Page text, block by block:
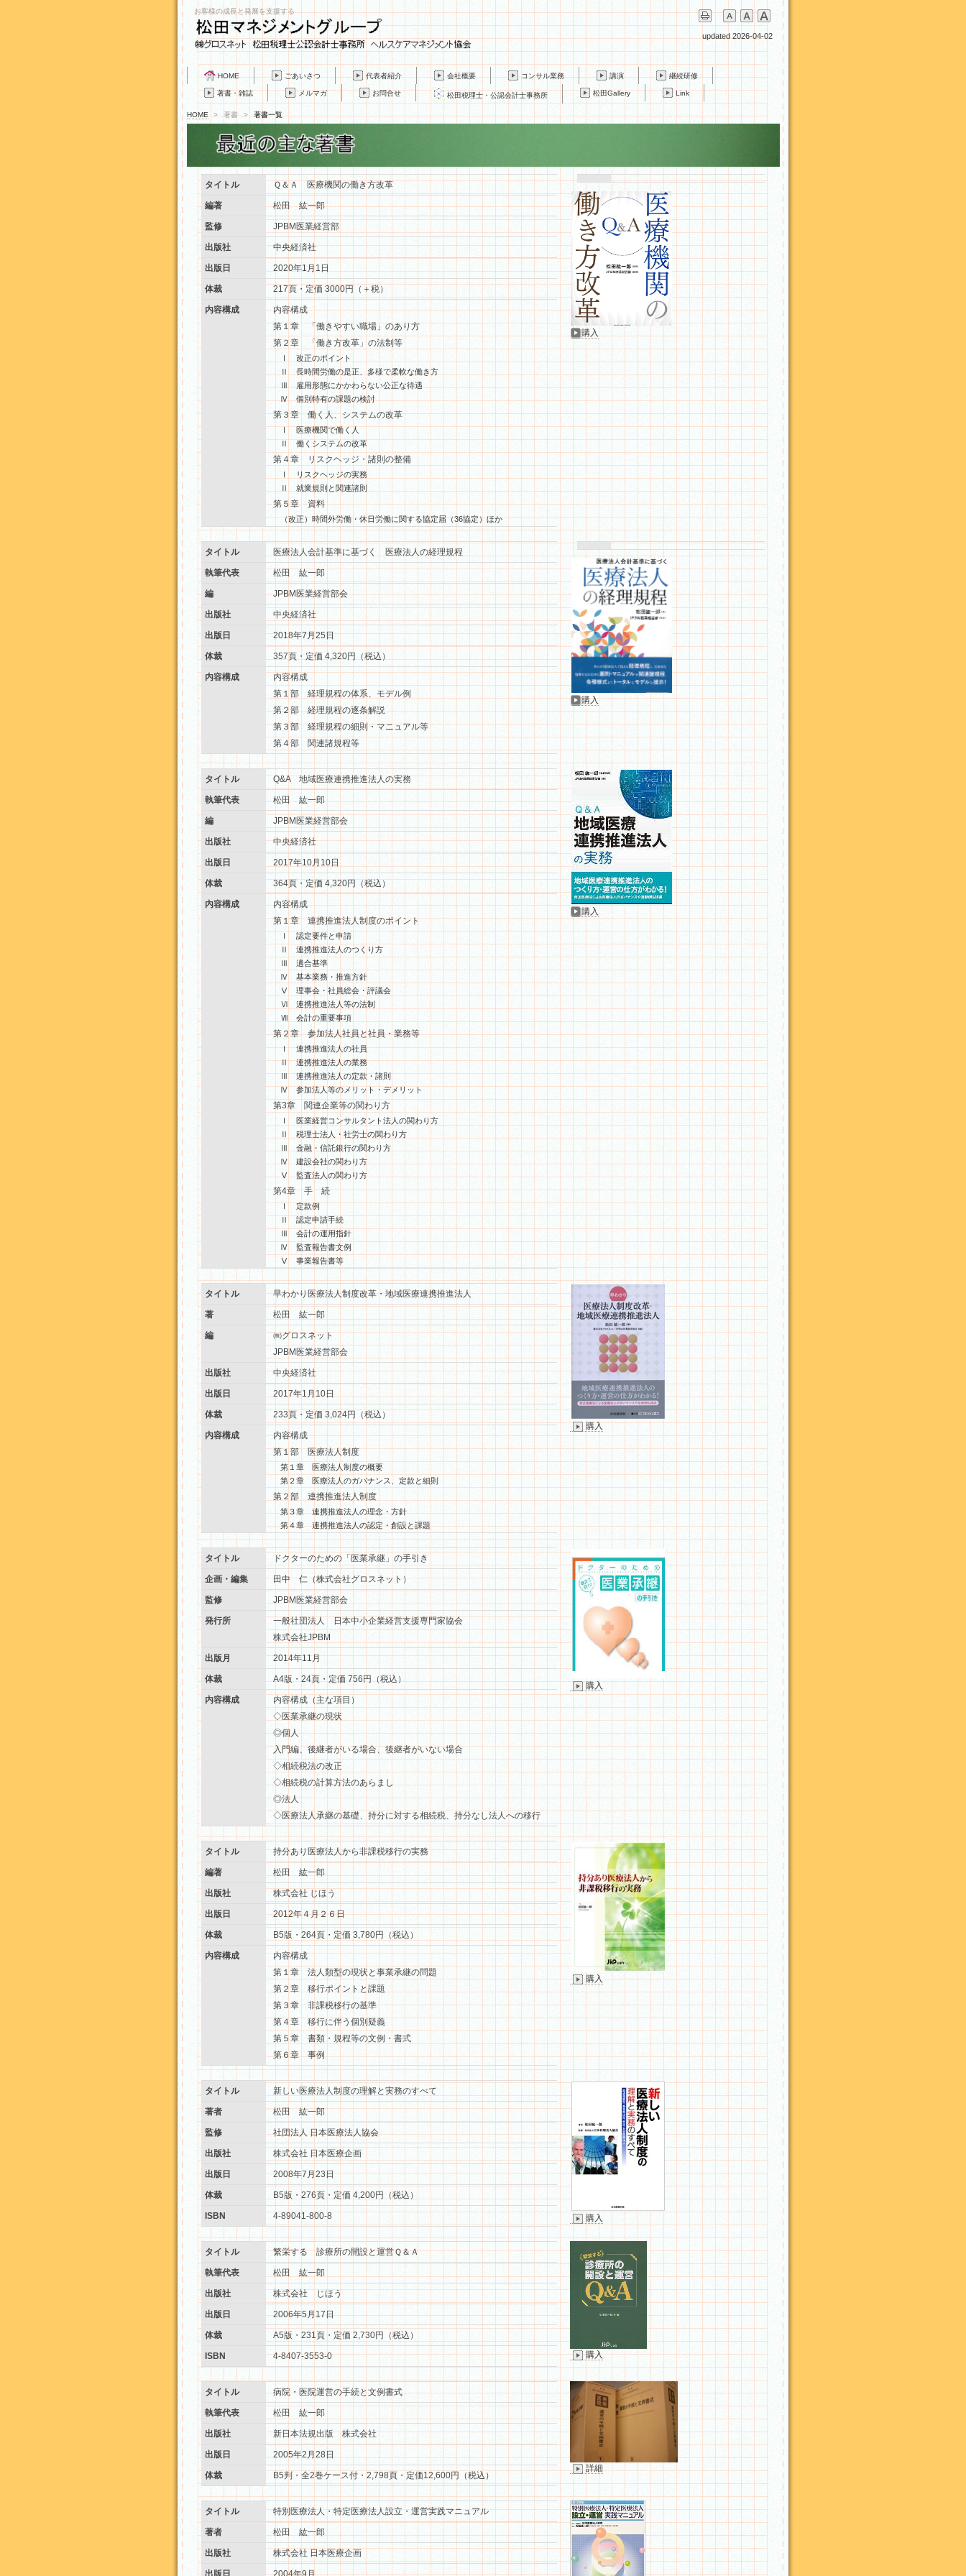
お客様の成長と発展を支援する
updated 2026-04-02
HOME ごあいさつ 代表者紹介 会社概要 コンサル業務 講演 継続研修
著書・雑誌 メルマガ お問合せ 松田税理士・公認会計士事務所 松田Gallery Link
HOME > 著書 > 著書一覧
タイトル Ｑ＆Ａ 医療機関の働き方改革
編著 松田 紘一郎
監修 JPBM医業経営部
出版社 中央経済社
出版日 2020年1月1日
体裁 217頁・定価 3000円（＋税）
内容構成
内容構成
第１章 「働きやすい職場」のあり方
第２章 「働き方改革」の法制等
Ⅰ 改正のポイント
Ⅱ 長時間労働の是正、多様で柔軟な働き方
Ⅲ 雇用形態にかかわらない公正な待遇
Ⅳ 個別特有の課題の検討
第３章 働く人、システムの改革
Ⅰ 医療機関で働く人
Ⅱ 働くシステムの改革
第４章 リスクヘッジ・諸則の整備
Ⅰ リスクヘッジの実務
Ⅱ 就業規則と関連諸則
第５章 資料
（改正）時間外労働・休日労働に関する協定届（36協定）ほか
購入
タイトル 医療法人会計基準に基づく 医療法人の経理規程
執筆代表 松田 紘一郎
編 JPBM医業経営部会
出版社 中央経済社
出版日 2018年7月25日
体裁 357頁・定価 4,320円（税込）
内容構成
内容構成
第１部 経理規程の体系、モデル例
第２部 経理規程の逐条解説
第３部 経理規程の細則・マニュアル等
第４部 関連諸規程等
購入
タイトル Q&A 地域医療連携推進法人の実務
執筆代表 松田 紘一郎
編 JPBM医業経営部会
出版社 中央経済社
出版日 2017年10月10日
体裁 364頁・定価 4,320円（税込）
内容構成
内容構成
第１章 連携推進法人制度のポイント
Ⅰ 認定要件と申請
Ⅱ 連携推進法人のつくり方
Ⅲ 適合基準
Ⅳ 基本業務・推進方針
Ⅴ 理事会・社員総会・評議会
Ⅵ 連携推進法人等の法制
Ⅶ 会計の重要事項
第２章 参加法人社員と社員・業務等
Ⅰ 連携推進法人の社員
Ⅱ 連携推進法人の業務
Ⅲ 連携推進法人の定款・諸則
Ⅳ 参加法人等のメリット・デメリット
第3章 関連企業等の関わり方
Ⅰ 医業経営コンサルタント法人の関わり方
Ⅱ 税理士法人・社労士の関わり方
Ⅲ 金融・信託銀行の関わり方
Ⅳ 建設会社の関わり方
Ⅴ 監査法人の関わり方
第4章 手 続
Ⅰ 定款例
Ⅱ 認定申請手続
Ⅲ 会計の運用指針
Ⅳ 監査報告書文例
Ⅴ 事業報告書等
購入
タイトル 早わかり医療法人制度改革・地域医療連携推進法人
著 松田 紘一郎
編
㈱グロスネット
JPBM医業経営部会
出版社 中央経済社
出版日 2017年1月10日
体裁 233頁・定価 3,024円（税込）
内容構成
内容構成
第１部 医療法人制度
第１章 医療法人制度の概要
第２章 医療法人のガバナンス、定款と細則
第２部 連携推進法人制度
第３章 連携推進法人の理念・方針
第４章 連携推進法人の認定・創設と課題
購入
タイトル ドクターのための「医業承継」の手引き
企画・編集 田中 仁（株式会社グロスネット）
監修 JPBM医業経営部会
発行所
一般社団法人 日本中小企業経営支援専門家協会
株式会社JPBM
出版月 2014年11月
体裁 A4版・24頁・定価 756円（税込）
内容構成
内容構成（主な項目）
◇医業承継の現状
◎個人
入門編、後継者がいる場合、後継者がいない場合
◇相続税法の改正
◇相続税の計算方法のあらまし
◎法人
◇医療法人承継の基礎、持分に対する相続税、持分なし法人への移行
購入
タイトル 持分あり医療法人から非課税移行の実務
編著 松田 紘一郎
出版社 株式会社 じほう
出版日 2012年４月２６日
体裁 B5版・264頁・定価 3,780円（税込）
内容構成
内容構成
第１章 法人類型の現状と事業承継の問題
第２章 移行ポイントと課題
第３章 非課税移行の基準
第４章 移行に伴う個別疑義
第５章 書類・規程等の文例・書式
第６章 事例
購入
タイトル 新しい医療法人制度の理解と実務のすべて
著者 松田 紘一郎
監修 社団法人 日本医療法人協会
出版社 株式会社 日本医療企画
出版日 2008年7月23日
体裁 B5版・276頁・定価 4,200円（税込）
ISBN 4-89041-800-8 購入
タイトル 繁栄する 診療所の開設と運営Ｑ＆Ａ
執筆代表 松田 紘一郎
出版社 株式会社 じほう
出版日 2006年5月17日
体裁 A5版・231頁・定価 2,730円（税込）
ISBN 4-8407-3553-0 購入
タイトル 病院・医院運営の手続と文例書式
執筆代表 松田 紘一郎
出版社 新日本法規出版 株式会社
出版日 2005年2月28日
体裁 B5判・全2巻ケース付・2,798頁・定価12,600円（税込）
詳細
タイトル 特別医療法人・特定医療法人設立・運営実践マニュアル
著者 松田 紘一郎
出版社 株式会社 日本医療企画
出版日 2004年9月